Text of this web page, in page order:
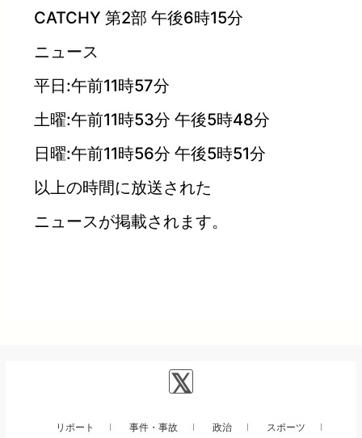
CATCHY 第2部 午後6時15分
ニュース
平日:午前11時57分
土曜:午前11時53分 午後5時48分
日曜:午前11時56分 午後5時51分
以上の時間に放送された
ニュースが掲載されます。
リポート 事件・事故 政治 スポーツ